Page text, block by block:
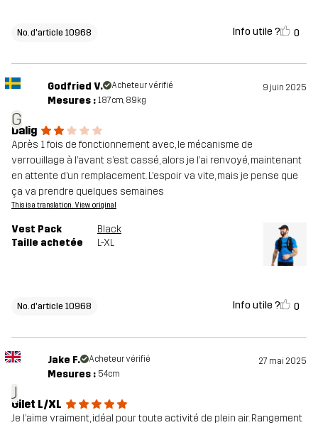
No. d'article 10968 Info utile ? 0
G
Godfried V. Acheteur vérifié 9 juin 2025
Mesures : 187cm, 89kg
Dalig
Après 1 fois de fonctionnement avec, le mécanisme de
verrouillage à l’avant s’est cassé, alors je l’ai renvoyé, maintenant
en attente d’un remplacement. L’espoir va vite, mais je pense que
ça va prendre quelques semaines
This is a translation. View original
Vest Pack
Black
Taille achetée
L-XL
No. d'article 10968 Info utile ? 0
J
Jake F. Acheteur vérifié 27 mai 2025
Mesures : 54cm
Gilet L/XL
Je l’aime vraiment, idéal pour toute activité de plein air. Rangement